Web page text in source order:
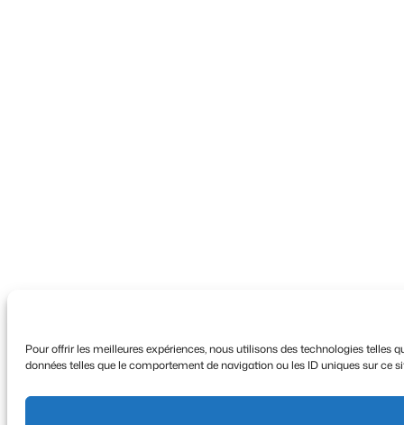
Pour offrir les meilleures expériences, nous utilisons des technologies
données telles que le comportement de navigation ou les ID uniques sur ce